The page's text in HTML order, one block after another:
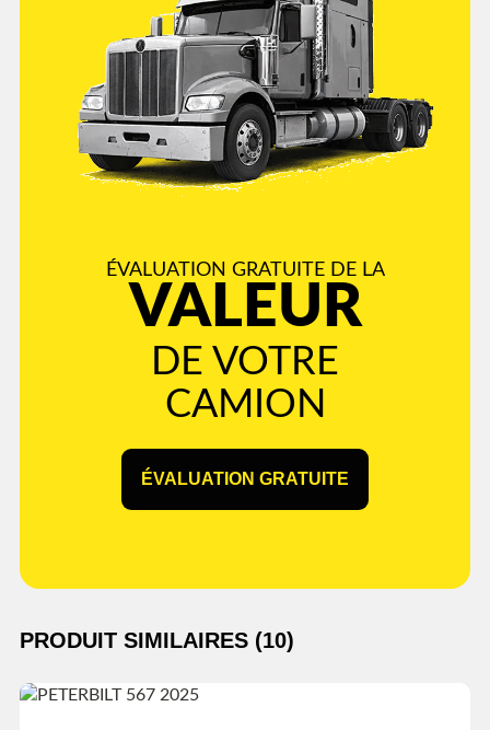
ÉVALUATION GRATUITE DE LA
VALEUR
DE VOTRE
CAMION
ÉVALUATION GRATUITE
PRODUIT SIMILAIRES (10)